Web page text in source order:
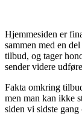
Hjemmesiden er
sammen med en
tilbud, og tager
sender videre
Fakta omkring
men man kan ikke
siden vi sidste gang